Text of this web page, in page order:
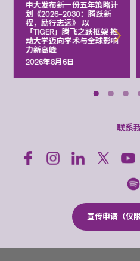
中大发布新一份五年策略计
划《2026‒2030：腾跃新
程，励行志远》 以
「TIGER」腾飞之跃框架 推
动大学迈向学术与全球影响
力新高峰
2026年8月6日
联系
宣传申请（仅